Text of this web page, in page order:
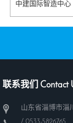
中建国际智造中心
联系我们 Contact
山东省淄博市淄